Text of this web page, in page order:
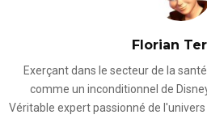
Florian
Exerçant dans le secteur de la
comme un inconditionnel de
Véritable expert passionné de